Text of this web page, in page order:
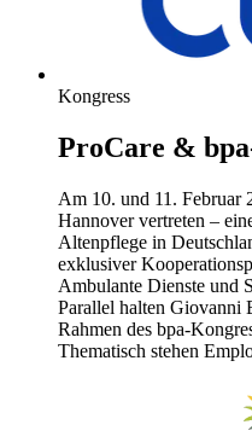
Kongress
ProCare &
Am 10. und 11. Februar
Hannover vertreten –
Altenpflege in
exklusiver
Ambulante Dienste und
Parallel halten Giovanni
Rahmen des bpa-
Thematisch stehen